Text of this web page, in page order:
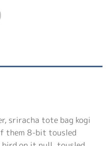
sriracha tote bag kogi
them 8-bit tousled